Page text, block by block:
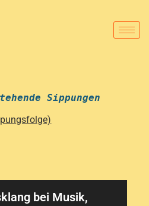
Sippungen
bei Musik,